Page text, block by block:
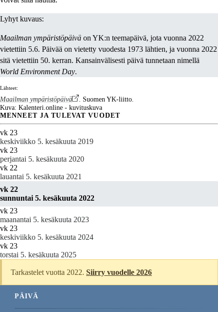
Lyhyt kuvaus:
Maailman ympäristöpäivä on YK:n teemapäivä, jota vuonna 2022
vietettiin 5.6. Päivää on vietetty vuodesta 1973 lähtien, ja vuonna 2022
sitä vietettiin 50. kerran. Kansainvälisesti päivä tunnetaan nimellä
World Environment Day.
Lähteet:
Maailman ympäristöpäivä
. Suomen YK-liitto.
Kuva: Kalenteri.online - kuvituskuva
MENNEET JA TULEVAT VUODET
vk 23
keskiviikko 5. kesäkuuta 2019
vk 23
perjantai 5. kesäkuuta 2020
vk 22
lauantai 5. kesäkuuta 2021
vk 22
sunnuntai 5. kesäkuuta 2022
vk 23
maanantai 5. kesäkuuta 2023
vk 23
keskiviikko 5. kesäkuuta 2024
vk 23
torstai 5. kesäkuuta 2025
Tarkastelet vuotta 2022.Siirry vuodelle 2026
PÄIVÄ